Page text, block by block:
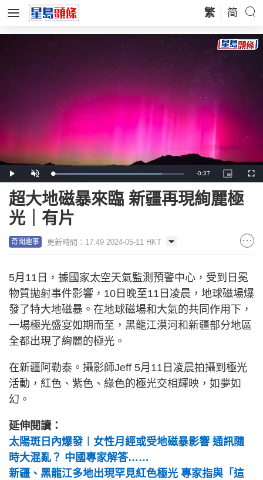
繁 简
Play Unmute Loaded:
83.01%
Remaining
Time
-0:37
Picture-
in-
超大地磁暴來臨 新疆再現絢麗極
光｜有片
奇聞趣事 更新時間：17:49 2024-05-11 HKT
5月11日，據國家太空天氣監測預警中心，受到日冕
物質拋射事件影響，10日晚至11日凌晨，地球磁場爆
發了特大地磁暴。在地球磁場和大氣的共同作用下，
一場極光盛宴如期而至，黑龍江漠河和新疆部分地區
全都出現了絢麗的極光。
在新疆阿勒泰。攝影師Jeff 5月11日凌晨拍攝到極光
活動，紅色、紫色、綠色的極光交相輝映，如夢如
幻。
延伸閱讀：
太陽斑日內爆發︱女性月經或受地磁暴影響 通訊隨
時大混亂？ 中國專家解答……
新疆、黑龍江多地出現罕見紅色極光 專家指與「這